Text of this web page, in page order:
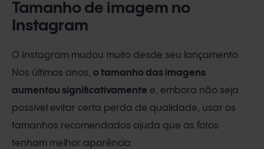
Tamanho de imagem no
Instagram
O Instagram mudou muito desde seu lançamento.
Nos últimos anos, o tamanho das imagens
aumentou significativamente e, embora não seja
possível evitar certa perda de qualidade, usar os
tamanhos recomendados ajuda que as fotos
tenham melhor aparência.